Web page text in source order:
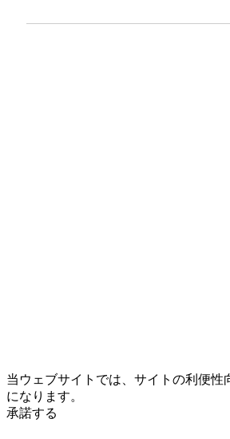
当ウェブサイトでは、サイトの利便性
になります。
承諾する